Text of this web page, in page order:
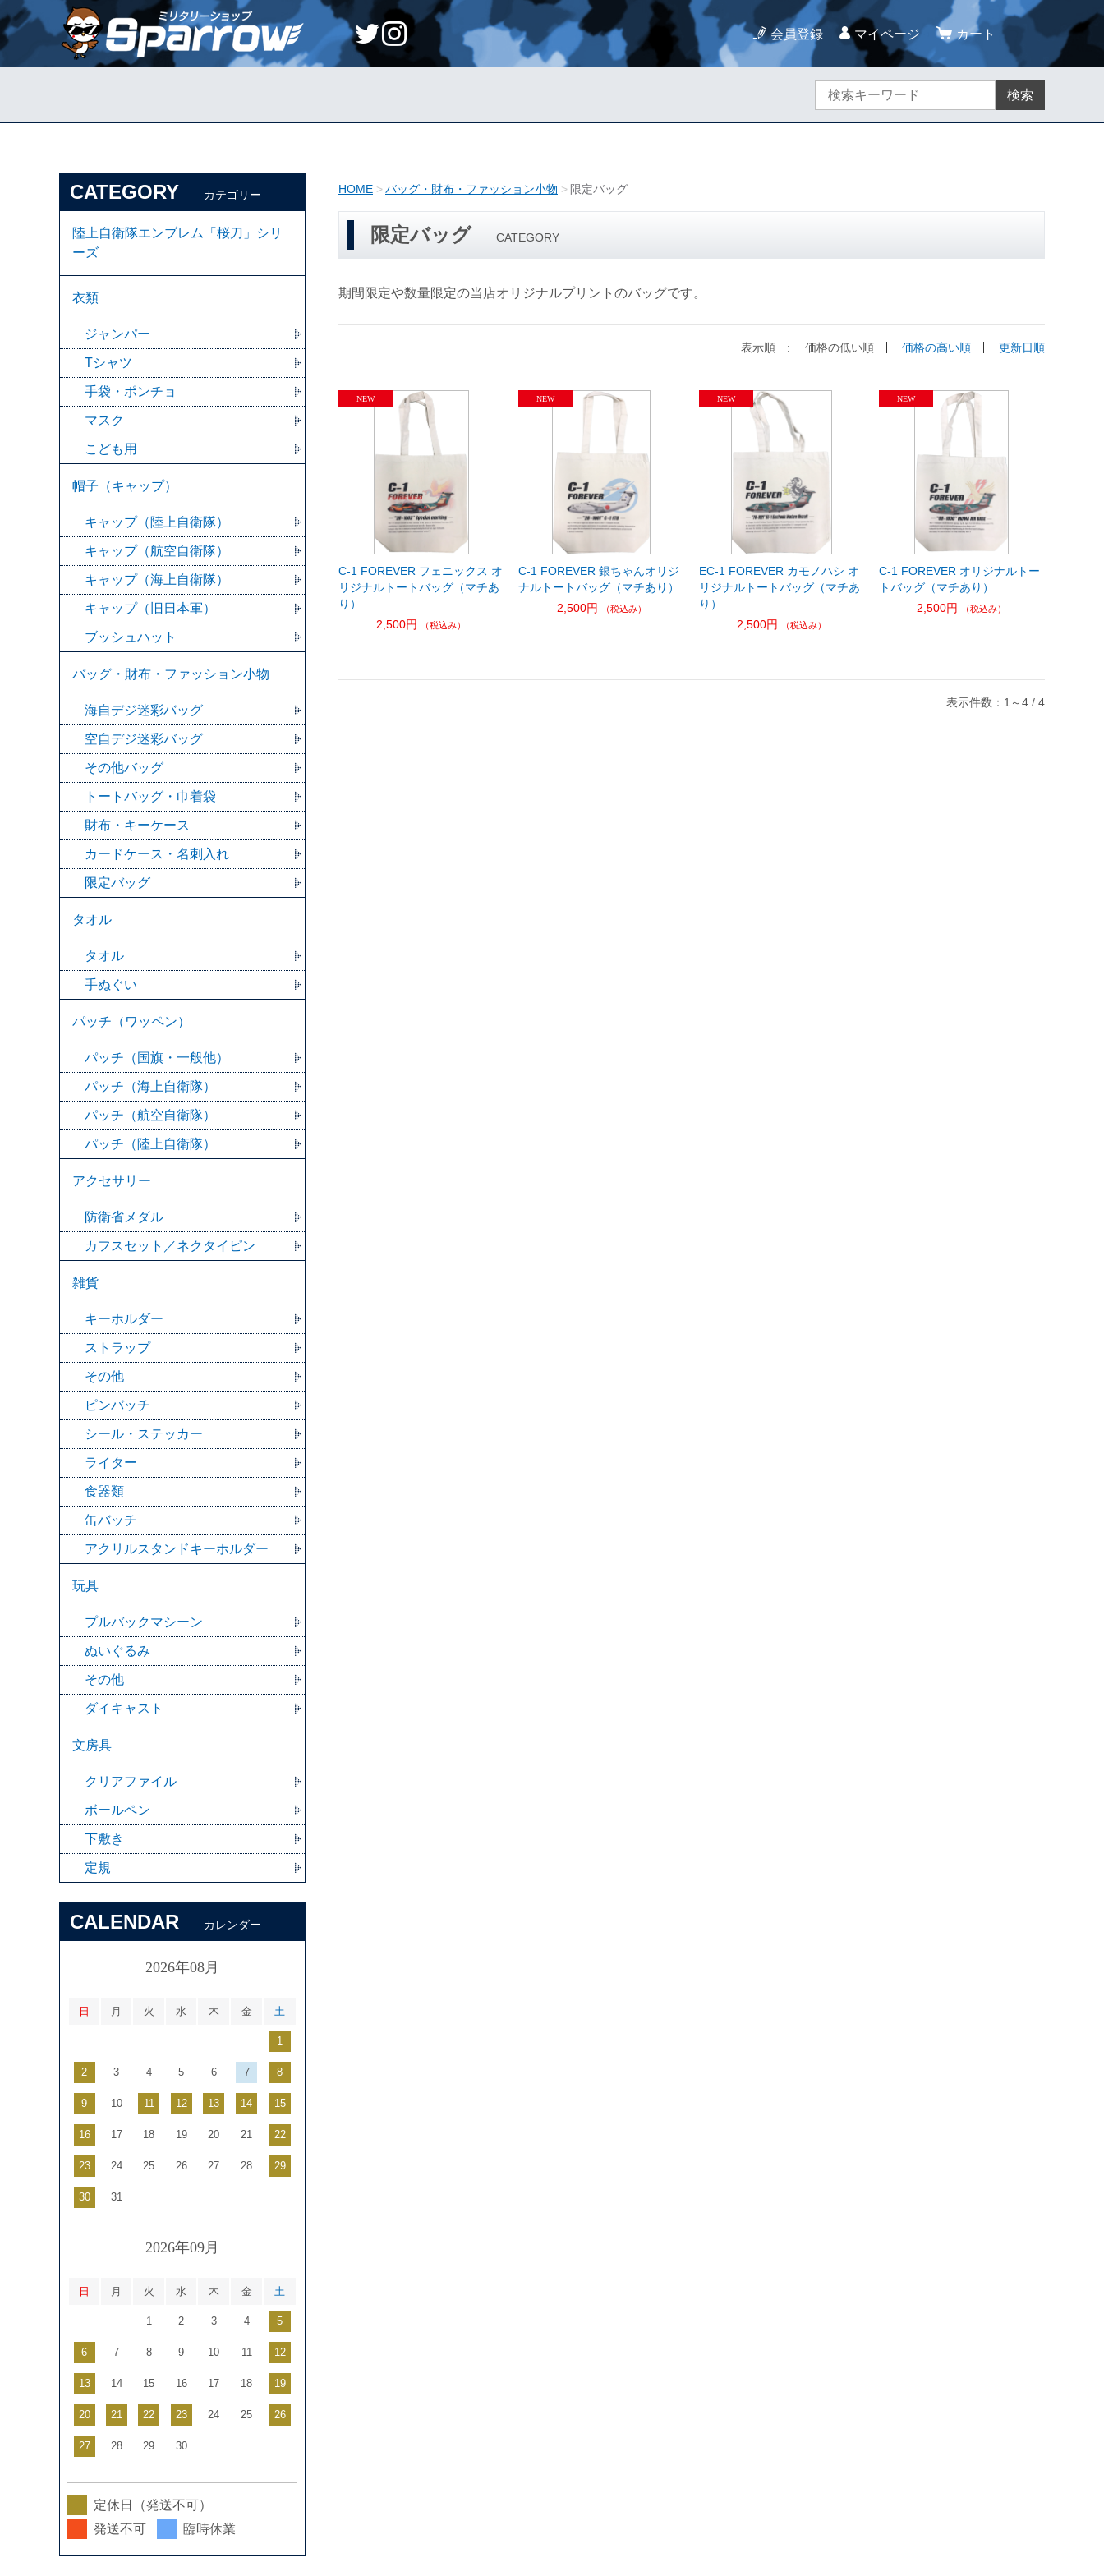
会員登録 マイページ カート
検索
HOME バッグ・財布・ファッション小物 限定バッグ
限定バッグ CATEGORY
期間限定や数量限定の当店オリジナルプリントのバッグです。
表示順 : 価格の低い順 価格の高い順 更新日順
C-1 FOREVER フェニックス オ
リジナルトートバッグ（マチあ
り）
2,500円
（税込み）
C-1 FOREVER 銀ちゃんオリジ
ナルトートバッグ（マチあり）
2,500円
（税込み）
EC-1 FOREVER カモノハシ オ
リジナルトートバッグ（マチあ
り）
2,500円
（税込み）
C-1 FOREVER オリジナルトー
トバッグ（マチあり）
2,500円
（税込み）
表示件数：1～4 / 4
CATEGORY カテゴリー
陸上自衛隊エンブレム「桜刀」シリ
ーズ
衣類
ジャンパー
Tシャツ
手袋・ポンチョ
マスク
こども用
帽子（キャップ）
キャップ（陸上自衛隊）
キャップ（航空自衛隊）
キャップ（海上自衛隊）
キャップ（旧日本軍）
ブッシュハット
バッグ・財布・ファッション小物
海自デジ迷彩バッグ
空自デジ迷彩バッグ
その他バッグ
トートバッグ・巾着袋
財布・キーケース
カードケース・名刺入れ
限定バッグ
タオル
タオル
手ぬぐい
パッチ（ワッペン）
パッチ（国旗・一般他）
パッチ（海上自衛隊）
パッチ（航空自衛隊）
パッチ（陸上自衛隊）
アクセサリー
防衛省メダル
カフスセット／ネクタイピン
雑貨
キーホルダー
ストラップ
その他
ピンバッチ
シール・ステッカー
ライター
食器類
缶バッチ
アクリルスタンドキーホルダー
玩具
プルバックマシーン
ぬいぐるみ
その他
ダイキャスト
文房具
クリアファイル
ボールペン
下敷き
定規
CALENDAR カレンダー
2026年08月
日 月 火 水 木 金 土
1
2 3 4 5 6 7 8
9 10 11 12 13 14 15
16 17 18 19 20 21 22
23 24 25 26 27 28 29
30 31
2026年09月
日 月 火 水 木 金 土
1 2 3 4 5
6 7 8 9 10 11 12
13 14 15 16 17 18 19
20 21 22 23 24 25 26
27 28 29 30
定休日（発送不可）
発送不可
臨時休業